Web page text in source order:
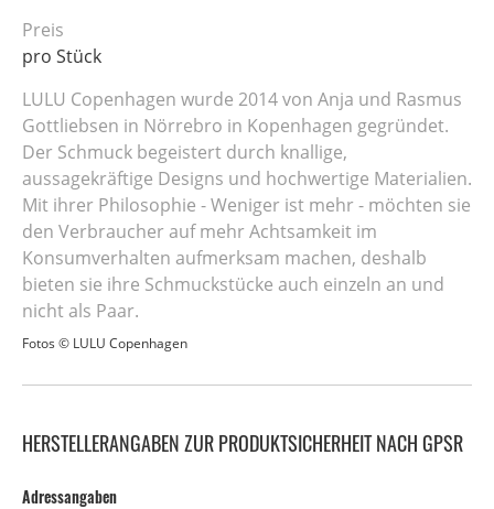
Preis
pro Stück
LULU Copenhagen wurde 2014 von Anja und Rasmus
Gottliebsen in Nörrebro in Kopenhagen gegründet.
Der Schmuck begeistert durch knallige,
aussagekräftige Designs und hochwertige Materialien.
Mit ihrer Philosophie - Weniger ist mehr - möchten sie
den Verbraucher auf mehr Achtsamkeit im
Konsumverhalten aufmerksam machen, deshalb
bieten sie ihre Schmuckstücke auch einzeln an und
nicht als Paar.
Fotos © LULU Copenhagen
HERSTELLERANGABEN ZUR PRODUKTSICHERHEIT NACH GPSR
Adressangaben